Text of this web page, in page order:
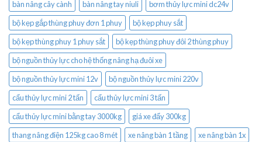
bàn nâng cây cành bàn nâng tay niuli
bơm thủy lực mini dc24v
bộ kẹp gắp thùng phuy đơn 1 phuy
bộ kẹp phuy sắt
bộ kẹp thùng phuy 1 phuy sắt
bộ kẹp thùng phuy đôi 2 thùng phuy
bộ nguồn thủy lực cho hệ thống nâng hạ đuôi xe
bộ nguồn thủy lực mini 12v
bộ nguồn thủy lực mini 220v
cẩu thủy lực mini 2 tấn
cẩu thủy lực mini 3 tấn
cẩu thủy lực mini bằng tay 3000kg
giá xe đẩy 300kg
thang nâng điện 125kg cao 8 mét
xe nâng bàn 1 tầng
xe nâng bàn 1x